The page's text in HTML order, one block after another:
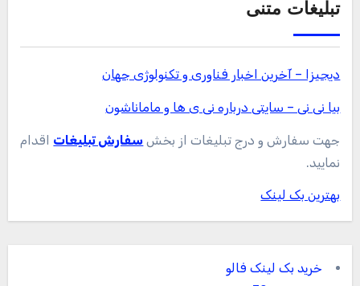
تبلیغات متنی
دیجیزا – آخرین اخبار فناوری و تکنولوژی جهان
بیا نی نی – سایتی درباره نی ی ها و ماماناشون
جهت سفارش و درج تبلیغات از بخش سفارش تبلیغات اقدام
نمایید.
بهترین بک لینک
خرید بک لینک فالو